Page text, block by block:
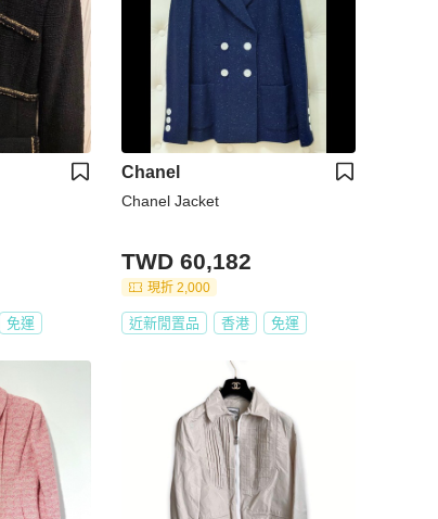
免運
Chanel
Chanel Jacket
TWD 60,182
現折 2,000
近新閒置品 香港 免運